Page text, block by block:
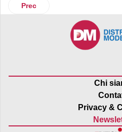
Articolo precedente:
Prec
Chi
Privacy &